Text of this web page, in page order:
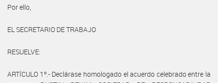
Por ello,
EL SECRETARIO DE TRABAJO
RESUELVE:
ARTÍCULO 1º.- Declárase homologado el acuerdo celebrado entre la